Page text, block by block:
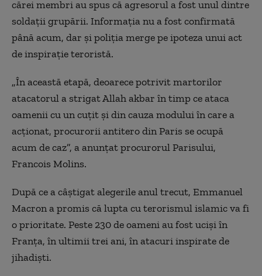
cărei membri au spus că agresorul a fost unul dintre
soldaţii grupării. Informaţia nu a fost confirmată
până acum, dar şi poliţia merge pe ipoteza unui act
de inspiraţie teroristă.
„În această etapă, deoarece potrivit martorilor
atacatorul a strigat Allah akbar în timp ce ataca
oamenii cu un cuţit şi din cauza modului în care a
acţionat, procurorii antitero din Paris se ocupă
acum de caz”, a anunțat procurorul Parisului,
Francois Molins.
După ce a câştigat alegerile anul trecut, Emmanuel
Macron a promis că lupta cu terorismul islamic va fi
o prioritate. Peste 230 de oameni au fost ucişi în
Franţa, în ultimii trei ani, în atacuri inspirate de
jihadişti.